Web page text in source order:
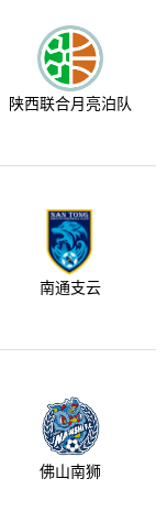
陕西联合月亮泊队
南通支云
佛山南狮